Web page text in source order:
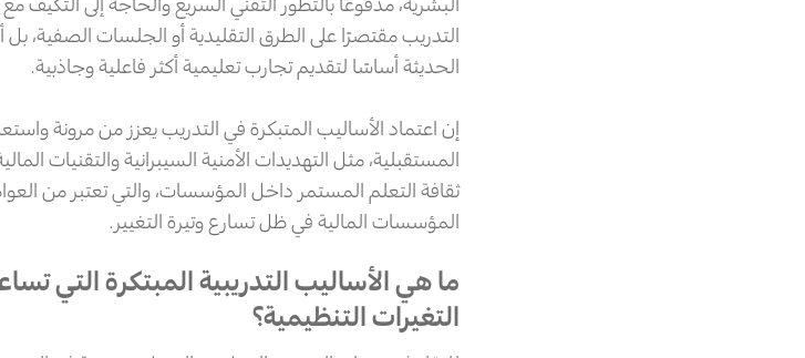
التدريب مقتصرًا على الطرق التقليدية أو الجلسات الصفية، بل
الحديثة أساسًا لتقديم تجارب تعليمية أكثر فاعلية وجاذبية.
إن اعتماد الأساليب المتبكرة في التدريب يعزز من مرونة
ثقافة التعلم المستمر داخل المؤسسات، والتي تعتبر من
المؤسسات المالية في ظل تسارع وتيرة التغيير.
ما هي الأساليب التدريبية المبتكرة التي
التغيرات التنظيمية؟